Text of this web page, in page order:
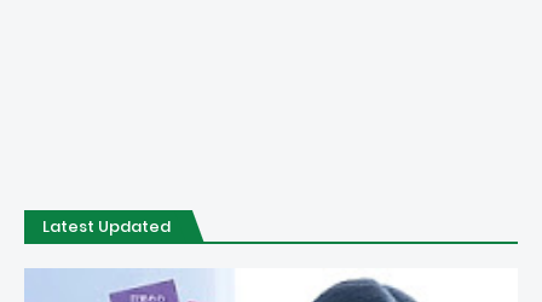
Latest Updated